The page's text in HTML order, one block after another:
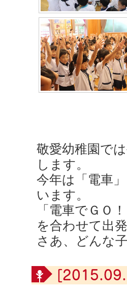
敬愛幼稚園で
します。
今年は「電車
います。
「電車でＧＯ
を合わせて出
さあ、どんな